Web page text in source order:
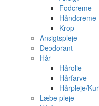
Fodcreme
Håndcreme
Krop
Ansigtspleje
Deodorant
Hår
Hårolie
Hårfarve
Hårpleje/Kur
Læbe pleje